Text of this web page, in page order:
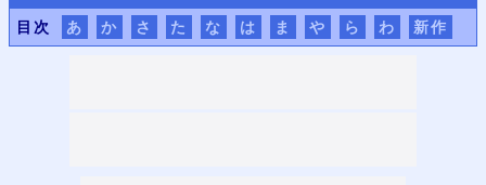
目次 あ か さ た な は ま や ら わ 新作